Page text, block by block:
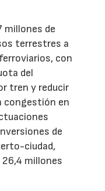
millones de
terrestres a
con
del
tren y reducir
congestión en
de
ciudad,
26,4 millones